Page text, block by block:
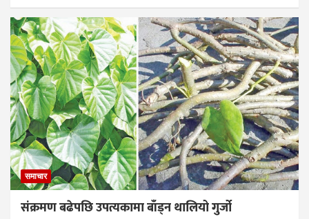
समाचार
संक्रमण बढेपछि उपत्यकामा बाँड्न थालियो गुर्जो